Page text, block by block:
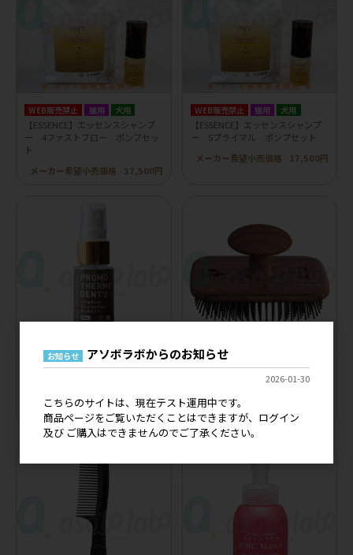
WEB販売禁止 猫用 犬用
【ESSENCE】エッセンスシャンプ
ー 4ファストブロー ポンプセッ
ト
メーカー希望小売価格
17,500円
WEB販売禁止 猫用 犬用
【ESSENCE】エッセンスシャンプ
ー 5プライマル ポンプセット
メーカー希望小売価格
17,500円
申請必要 猫用 犬用
デンツ for Pets デンタルミスト
メーカー希望小売価格
3,200円
申請必要 猫用 犬用
【LOUVREDO PET】ルーヴルドー
ペット 復元ブラシPET
メーカー希望小売価格
13,500円
お知らせ アソボラボからのお知らせ
2026-01-30
こちらのサイトは、現在テスト運用中です。
商品ページをご覧いただくことはできますが、ログイン
及び ご購入はできませんのでご了承ください。